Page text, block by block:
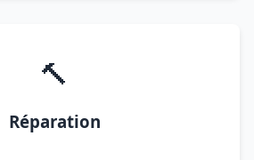
🔨
Réparation